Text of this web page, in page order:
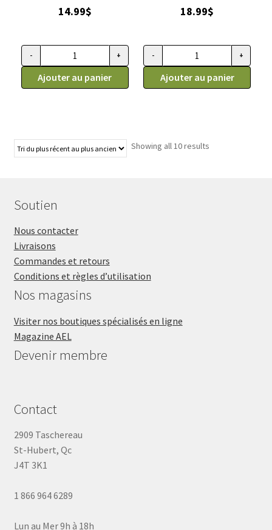
5
14.99$
quantité de OSCILLATEUR pour tondeuse Andis, AG/AGC/
- +
Ajouter au panier
18.99$
quantité de Couteau en
- +
Ajouter au panier
Showing all 10 results
Soutien
Nous contacter
Livraisons
Commandes et retours
Conditions et règles d’utilisation
Nos magasins
Visiter nos boutiques spécialisés en ligne
Magazine AEL
Devenir membre
Contact
2909 Taschereau
St-Hubert, Qc
J4T 3K1
1 866 964 6289
Lun au Mer 9h à 18h